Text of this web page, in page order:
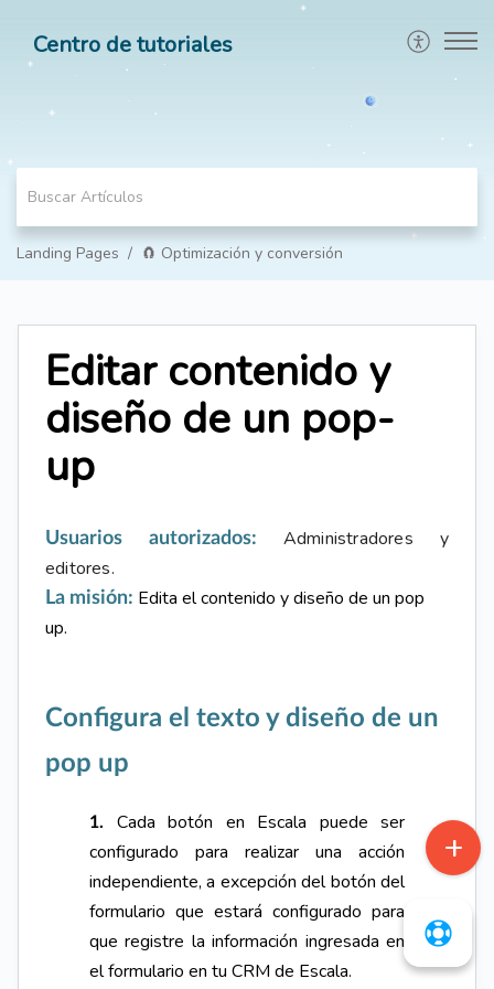
Centro de tutoriales
Landing Pages 🧲 Optimización y conversión
Editar contenido y
diseño de un pop-
up
Usuarios autorizados: Administradores y
editores.
La misión: Edita el contenido y diseño de un pop
up.
Configura el texto y diseño de un
pop up
1. Cada botón en Escala puede ser
configurado para realizar una acción
independiente, a excepción del botón del
formulario que estará configurado para
que registre la información ingresada en
el formulario en tu CRM de Escala.